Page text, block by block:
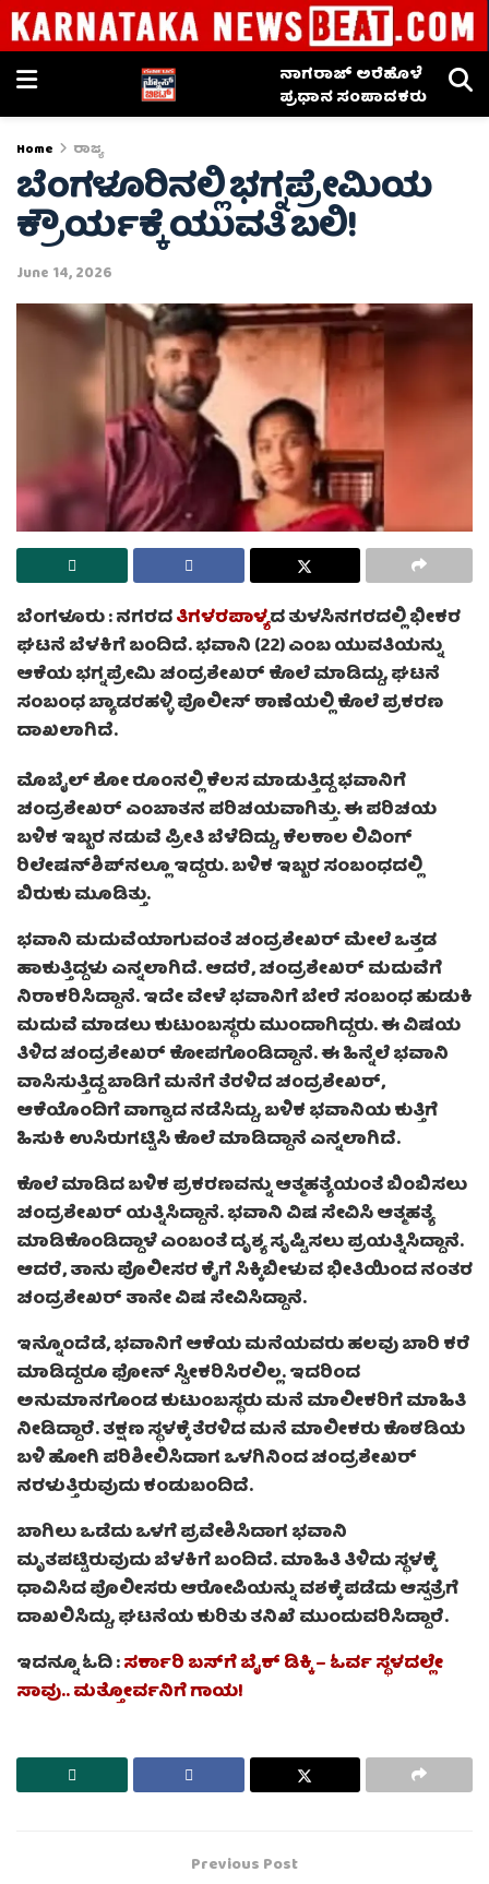
ನಾಗರಾಜ್ ಅರೆಹೊಳೆ
ಪ್ರಧಾನ ಸಂಪಾದಕರು
Home ರಾಜ್ಯ
ಬೆಂಗಳೂರಿನಲ್ಲಿ ಭಗ್ನಪ್ರೇಮಿಯ
ಕ್ರೌರ್ಯಕ್ಕೆ ಯುವತಿ ಬಲಿ!
June 14, 2026
ಬೆಂಗಳೂರು :ನಗರದತಿಗಳರಪಾಳ್ಯದ ತುಳಸಿನಗರದಲ್ಲಿ ಭೀಕರ
ಘಟನೆ ಬೆಳಕಿಗೆ ಬಂದಿದೆ. ಭವಾನಿ (22) ಎಂಬ ಯುವತಿಯನ್ನು
ಆಕೆಯ ಭಗ್ನಪ್ರೇಮಿ ಚಂದ್ರಶೇಖರ್ ಕೊಲೆ ಮಾಡಿದ್ದು, ಘಟನೆ
ಸಂಬಂಧ ಬ್ಯಾಡರಹಳ್ಳಿ ಪೊಲೀಸ್ ಠಾಣೆಯಲ್ಲಿ ಕೊಲೆ ಪ್ರಕರಣ
ದಾಖಲಾಗಿದೆ.
ಮೊಬೈಲ್ ಶೋ ರೂಂನಲ್ಲಿ ಕೆಲಸ ಮಾಡುತ್ತಿದ್ದ ಭವಾನಿಗೆ
ಚಂದ್ರಶೇಖರ್ ಎಂಬಾತನ ಪರಿಚಯವಾಗಿತ್ತು. ಈ ಪರಿಚಯ
ಬಳಿಕ ಇಬ್ಬರ ನಡುವೆ ಪ್ರೀತಿ ಬೆಳೆದಿದ್ದು, ಕೆಲಕಾಲ ಲಿವಿಂಗ್
ರಿಲೇಷನ್‌ಶಿಪ್‌ನಲ್ಲೂ ಇದ್ದರು. ಬಳಿಕ ಇಬ್ಬರ ಸಂಬಂಧದಲ್ಲಿ
ಬಿರುಕು ಮೂಡಿತ್ತು.
ಭವಾನಿ ಮದುವೆಯಾಗುವಂತೆ ಚಂದ್ರಶೇಖರ್ ಮೇಲೆ ಒತ್ತಡ
ಹಾಕುತ್ತಿದ್ದಳು ಎನ್ನಲಾಗಿದೆ. ಆದರೆ, ಚಂದ್ರಶೇಖರ್ ಮದುವೆಗೆ
ನಿರಾಕರಿಸಿದ್ದಾನೆ. ಇದೇ ವೇಳೆ ಭವಾನಿಗೆ ಬೇರೆ ಸಂಬಂಧ ಹುಡುಕಿ
ಮದುವೆ ಮಾಡಲು ಕುಟುಂಬಸ್ಥರು ಮುಂದಾಗಿದ್ದರು. ಈ ವಿಷಯ
ತಿಳಿದ ಚಂದ್ರಶೇಖರ್ ಕೋಪಗೊಂಡಿದ್ದಾನೆ. ಈ ಹಿನ್ನೆಲೆ ಭವಾನಿ
ವಾಸಿಸುತ್ತಿದ್ದ ಬಾಡಿಗೆ ಮನೆಗೆ ತೆರಳಿದ ಚಂದ್ರಶೇಖರ್,
ಆಕೆಯೊಂದಿಗೆ ವಾಗ್ವಾದ ನಡೆಸಿದ್ದು, ಬಳಿಕ ಭವಾನಿಯ ಕುತ್ತಿಗೆ
ಹಿಸುಕಿ ಉಸಿರುಗಟ್ಟಿಸಿ ಕೊಲೆ ಮಾಡಿದ್ದಾನೆ ಎನ್ನಲಾಗಿದೆ.
ಕೊಲೆ ಮಾಡಿದ ಬಳಿಕ ಪ್ರಕರಣವನ್ನು ಆತ್ಮಹತ್ಯೆಯಂತೆ ಬಿಂಬಿಸಲು
ಚಂದ್ರಶೇಖರ್ ಯತ್ನಿಸಿದ್ದಾನೆ. ಭವಾನಿ ವಿಷ ಸೇವಿಸಿ ಆತ್ಮಹತ್ಯೆ
ಮಾಡಿಕೊಂಡಿದ್ದಾಳೆ ಎಂಬಂತೆ ದೃಶ್ಯ ಸೃಷ್ಟಿಸಲು ಪ್ರಯತ್ನಿಸಿದ್ದಾನೆ.
ಆದರೆ, ತಾನು ಪೊಲೀಸರ ಕೈಗೆ ಸಿಕ್ಕಿಬೀಳುವ ಭೀತಿಯಿಂದ ನಂತರ
ಚಂದ್ರಶೇಖರ್ ತಾನೇ ವಿಷ ಸೇವಿಸಿದ್ದಾನೆ.
ಇನ್ನೊಂದೆಡೆ, ಭವಾನಿಗೆ ಆಕೆಯ ಮನೆಯವರು ಹಲವು ಬಾರಿ ಕರೆ
ಮಾಡಿದ್ದರೂ ಫೋನ್ ಸ್ವೀಕರಿಸಿರಲಿಲ್ಲ. ಇದರಿಂದ
ಅನುಮಾನಗೊಂಡ ಕುಟುಂಬಸ್ಥರು ಮನೆ ಮಾಲೀಕರಿಗೆ ಮಾಹಿತಿ
ನೀಡಿದ್ದಾರೆ. ತಕ್ಷಣ ಸ್ಥಳಕ್ಕೆ ತೆರಳಿದ ಮನೆ ಮಾಲೀಕರು ಕೊಠಡಿಯ
ಬಳಿ ಹೋಗಿ ಪರಿಶೀಲಿಸಿದಾಗ ಒಳಗಿನಿಂದ ಚಂದ್ರಶೇಖರ್
ನರಳುತ್ತಿರುವುದು ಕಂಡುಬಂದಿದೆ.
ಬಾಗಿಲು ಒಡೆದು ಒಳಗೆ ಪ್ರವೇಶಿಸಿದಾಗ ಭವಾನಿ
ಮೃತಪಟ್ಟಿರುವುದು ಬೆಳಕಿಗೆ ಬಂದಿದೆ. ಮಾಹಿತಿ ತಿಳಿದು ಸ್ಥಳಕ್ಕೆ
ಧಾವಿಸಿದ ಪೊಲೀಸರು ಆರೋಪಿಯನ್ನು ವಶಕ್ಕೆ ಪಡೆದು ಆಸ್ಪತ್ರೆಗೆ
ದಾಖಲಿಸಿದ್ದು, ಘಟನೆಯ ಕುರಿತು ತನಿಖೆ ಮುಂದುವರಿಸಿದ್ದಾರೆ.
ಇದನ್ನೂ ಓದಿ :ಸರ್ಕಾರಿ ಬಸ್‌ಗೆ ಬೈಕ್‌ ಡಿಕ್ಕಿ – ಓರ್ವ ಸ್ಥಳದಲ್ಲೇ
ಸಾವು.. ಮತ್ತೋರ್ವನಿಗೆ ಗಾಯ!
Previous Post